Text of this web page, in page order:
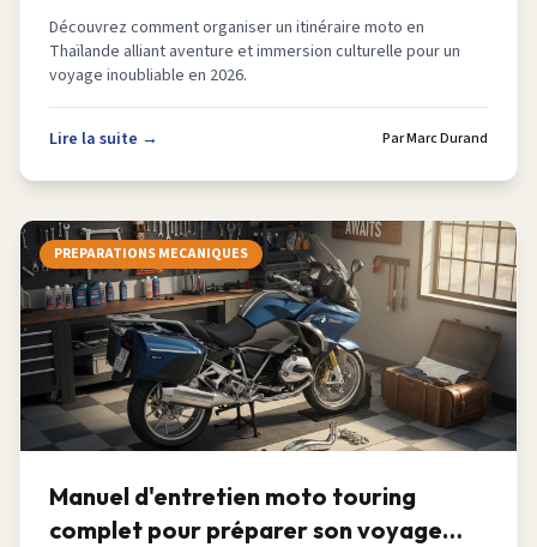
2026
Découvrez comment organiser un itinéraire moto en
Thaïlande alliant aventure et immersion culturelle pour un
voyage inoubliable en 2026.
Lire la suite → ParMarc Durand
PREPARATIONS MECANIQUES
Manuel d'entretien moto touring
complet pour préparer son voyage